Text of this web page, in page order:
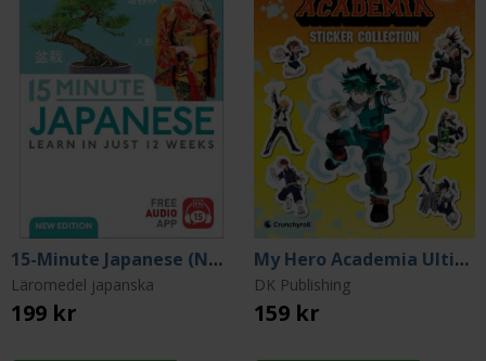
15-Minute Japanese (New Edition)
Läromedel japanska
199 kr
My Hero Academia Ultimate Sticker Collection
DK Publishing
159 kr